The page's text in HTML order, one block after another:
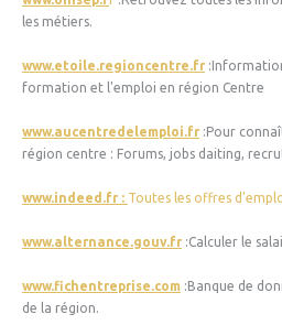
les métiers.
www.etoile.regioncentre.fr
formation et l'emploi en région Centre
www.aucentredelemploi.fr :Pour
région centre : Forums, jobs daiting,
www.indeed.fr : Toutes les offres
www.alternance.gouv.fr :Calculer le
www.fichentreprise.com :Banque de
de la région.